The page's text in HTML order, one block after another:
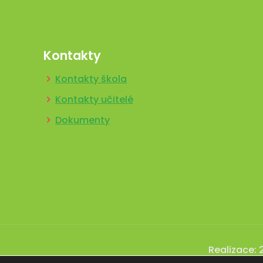
Kontakty
Kontakty škola
Kontakty učitelé
Dokumenty
Realizace: